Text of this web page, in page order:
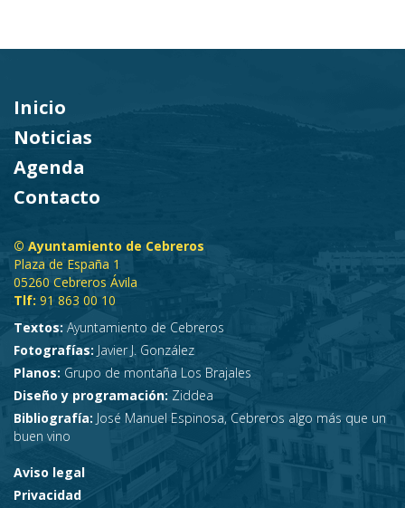
Inicio
Noticias
Agenda
Contacto
© Ayuntamiento de Cebreros
Plaza de España 1
05260 Cebreros Ávila
Tlf: 91 863 00 10
Textos: Ayuntamiento de Cebreros
Fotografías: Javier J. González
Planos: Grupo de montaña Los Brajales
Diseño y programación: Ziddea
Bibliografía: José Manuel Espinosa, Cebreros algo más que un
buen vino
Aviso legal
Privacidad